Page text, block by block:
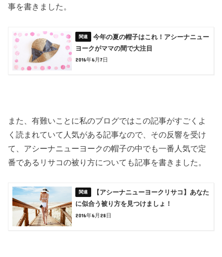
事を書きました。
今年の夏の帽子はこれ！アシーナニュー
ヨークがママの間で大注目
2016年6月7日
また、有難いことに私のブログではこの記事がすごくよ
く読まれていて人気がある記事なので、その反響を受け
て、アシーナニューヨークの帽子の中でも一番人気で定
番であるリサコの被り方についても記事を書きました。
【アシーナニューヨークリサコ】あなた
に似合う被り方を見つけましょ！
2016年6月28日